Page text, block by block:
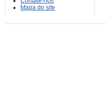
Mapa do site